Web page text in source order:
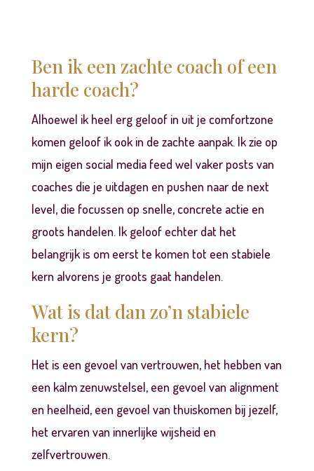
Ben ik een zachte coach of een
harde coach?
Alhoewel ik heel erg geloof in uit je comfortzone
komen geloof ik ook in de zachte aanpak. Ik zie op
mijn eigen social media feed wel vaker posts van
coaches die je uitdagen en pushen naar de next
level, die focussen op snelle, concrete actie en
groots handelen. Ik geloof echter dat het
belangrijk is om eerst te komen tot een stabiele
kern alvorens je groots gaat handelen.
Wat is dat dan zo’n stabiele
kern?
Het is een gevoel van vertrouwen, het hebben van
een kalm zenuwstelsel, een gevoel van alignment
en heelheid, een gevoel van thuiskomen bij jezelf,
het ervaren van innerlijke wijsheid en
zelfvertrouwen.